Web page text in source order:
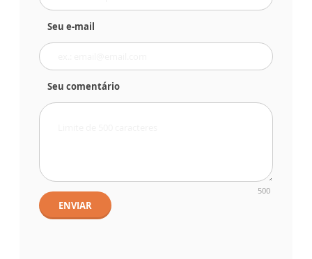
Seu e-mail
Seu comentário
500
ENVIAR